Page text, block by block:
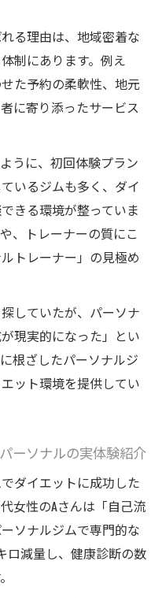
る理由は、地域密着な
制にあります。例え
た予約の柔軟性、地元
に寄り添ったサービス
うに、初回体験プラン
いるジムも多く、ダイ
きる環境が整っていま
、トレーナーの質にこ
トレーナー」の見極め
していたが、パーソナ
現実的になった」とい
根ざしたパーソナルジ
ット環境を提供してい
ーソナルの実体験紹介
ダイエットに成功した
女性のAさんは「自己流
ソナルジムで専門的な
ロ減量し、健康診断の数